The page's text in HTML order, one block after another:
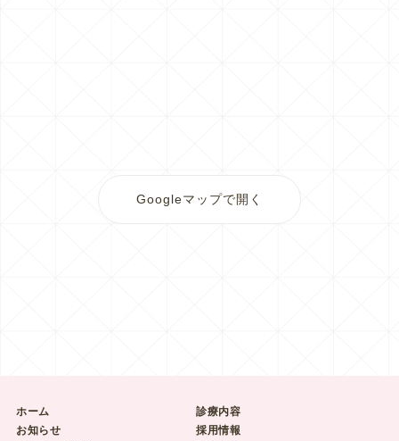
Googleマップで開く
ホーム
お知らせ
診療内容
採用情報